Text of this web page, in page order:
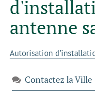
antenne
Autorisation
Contactez la Ville